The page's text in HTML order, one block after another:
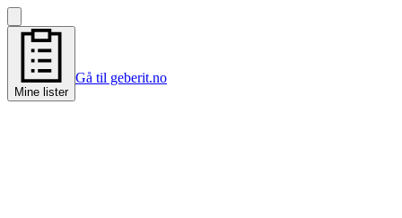
Mine lister
Gå til geberit.no